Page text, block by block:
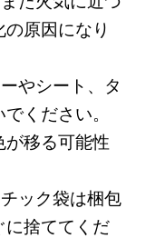
原因になり
やシート、タ
ください。
が移る可能性
ック袋は梱包
に捨ててくだ